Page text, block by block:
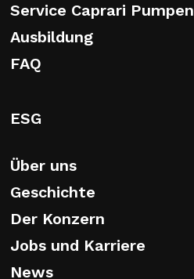
Service Caprari Pumpen
Ausbildung
FAQ
ESG
Über uns
Geschichte
Der Konzern
Jobs und Karriere
News